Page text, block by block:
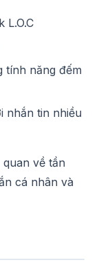
L.O.C
tính năng đếm
nhắn tin nhiều
về tần
cá nhân và